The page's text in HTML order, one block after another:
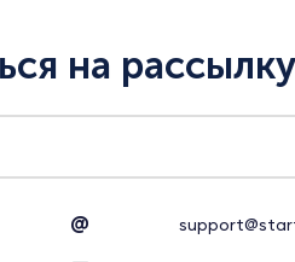
на рассылку
@